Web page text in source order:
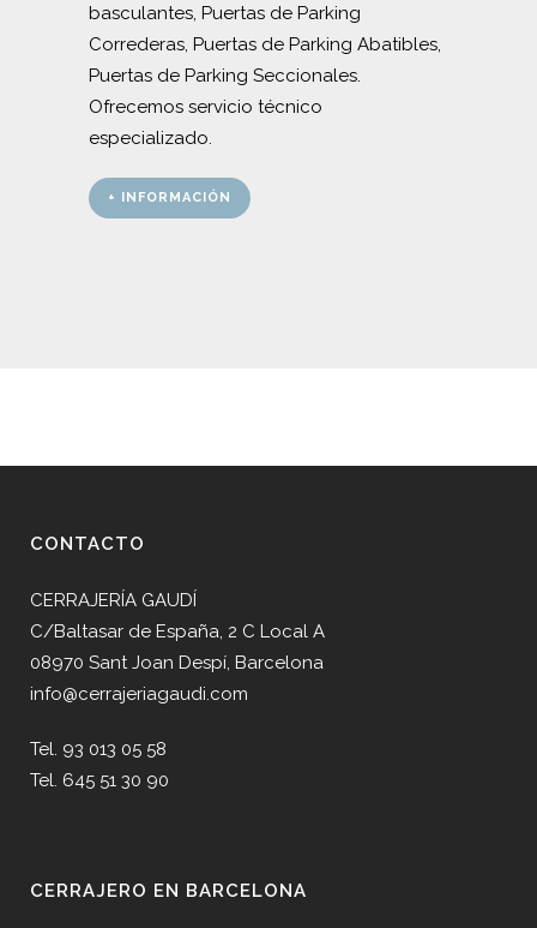
basculantes, Puertas de Parking
Correderas, Puertas de Parking Abatibles,
Puertas de Parking Seccionales.
Ofrecemos servicio técnico
especializado.
+ INFORMACIÓN
CONTACTO
CERRAJERÍA GAUDÍ
C/Baltasar de España, 2 C Local A
08970 Sant Joan Despí, Barcelona
info@cerrajeriagaudi.com
Tel. 93 013 05 58
Tel. 645 51 30 90
CERRAJERO EN BARCELONA